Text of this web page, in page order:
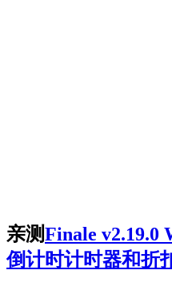
亲测Finale v2.19.0
倒计时计时器和折